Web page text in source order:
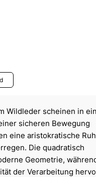
Wildleder scheinen in
sicheren Bewegung
eine aristokratische
Die quadratisch
Geometrie,
der Verarbeitung